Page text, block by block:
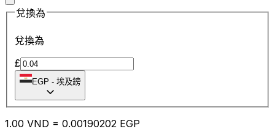
兌換為
兌換為
£
EGP - 埃及鎊
1.00 VND = 0.00190202 EGP